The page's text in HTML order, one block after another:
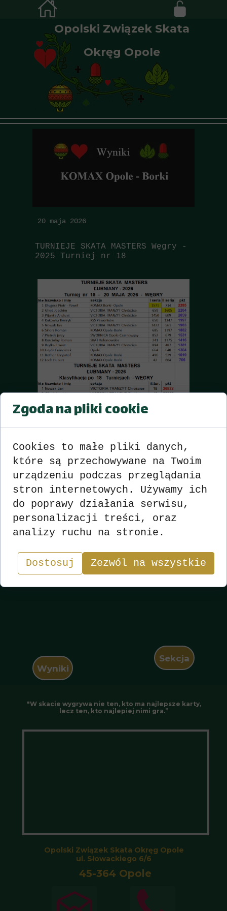
Opolski Związek Skata
Okręg Opole
Wyniki
Sekcja
20 maja 2026
TURNIEJE SKATA MASTERS Węgry -
2025 Turniej nr 18
"W skacie wygrywa nie ten, kto ma najlepsze karty,
lecz ten, kto najlepiej nimi gra.”
Opolski Związek Skata Okręg Opole
ul. Słowackiego 6/6
45-364 Opole
Zgoda na pliki cookie
Cookies to małe pliki danych,
które są przechowywane na Twoim
urządzeniu podczas przeglądania
stron internetowych. Używamy ich
do poprawy działania serwisu,
personalizacji treści, oraz
analizy ruchu na stronie.
Dostosuj Zezwól na wszystkie